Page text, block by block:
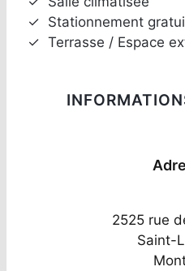
✓ Stationnement
✓ Terrasse / Espace
2525 rue
Saint-